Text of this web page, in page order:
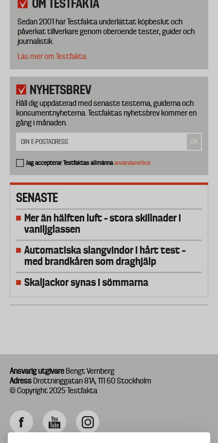
OM TESTFAKTA
Sedan 2001 har Testfakta underlättat köpbeslut och
påverkat tillverkare genom oberoende tester, guider och
journalistik.
Läs mer om Testfakta.
NYHETSBREV
Håll dig uppdaterad med senaste testerna, guiderna och
konsumentnyheterna. Testfaktas nyhetsbrev kommer en
gång i månaden.
Jag accepterar Testfaktas allmännaanvändarvillkor
SENASTE
Mer än hälften luft – stora skillnader i
vaniljglassen
Automatiska slangvindor i hårt test –
med brandkåren som draghjälp
Skaljackor synas i sömmarna
Ansvarig utgivare Bengt Vernberg
Adress Drottninggatan 81A, 111 60 Stockholm
© Copyright 2025 Testfakta